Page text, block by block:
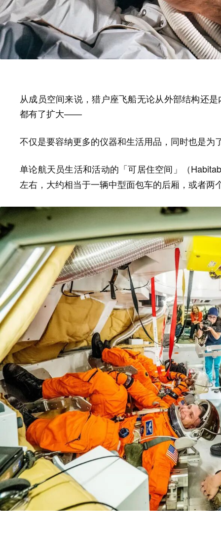
从成员空间来说，猎户座飞船无论从外部结构还
都有了扩大——
不仅是要容纳更多的仪器和生活用品，同时也是为
单论航天员生活和活动的「可居住空间」（
左右 ，大约相当于一辆中型面包车的后厢，或者两